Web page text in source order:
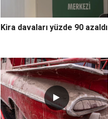
Kira davaları yüzde 90 azaldı